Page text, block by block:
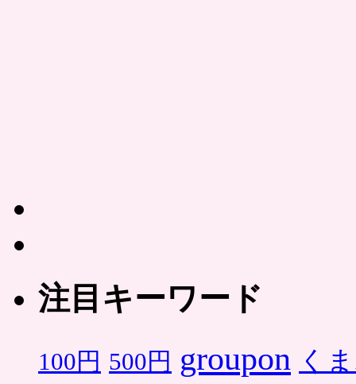
注目キーワード
100円 500円 groupon く